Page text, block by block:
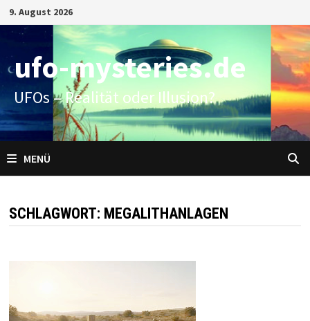
Zum
Inhalt
springen
9. August 2026
ufo-mysteries.de
UFOs – Realität oder Illusion?
MENÜ
SCHLAGWORT: MEGALITHANLAGEN